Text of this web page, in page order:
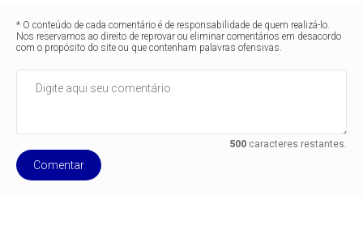
* O conteúdo de cada comentário é de responsabilidade de quem realizá-lo.
Nos reservamos ao direito de reprovar ou eliminar comentários em desacordo
com o propósito do site ou que contenham palavras ofensivas.
500caracteres restantes.
Comentar